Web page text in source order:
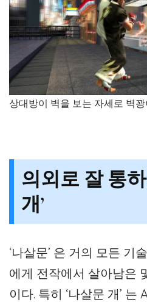
상대방이 벽을 보는 자세로 벽
의외로 잘 통
개’
‘나살문’ 은 거의 모든 기
에게 전작에서 살아남은
이다. 특히 ‘나살문 개’ 는